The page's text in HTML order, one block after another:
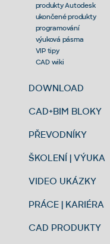
produkty Autodesk
ukončené produkty
programování
výuková pásma
VIP tipy
CAD wiki
DOWNLOAD
CAD+BIM BLOKY
PŘEVODNÍKY
ŠKOLENÍ | VÝUKA
VIDEO UKÁZKY
PRÁCE | KARIÉRA
CAD PRODUKTY